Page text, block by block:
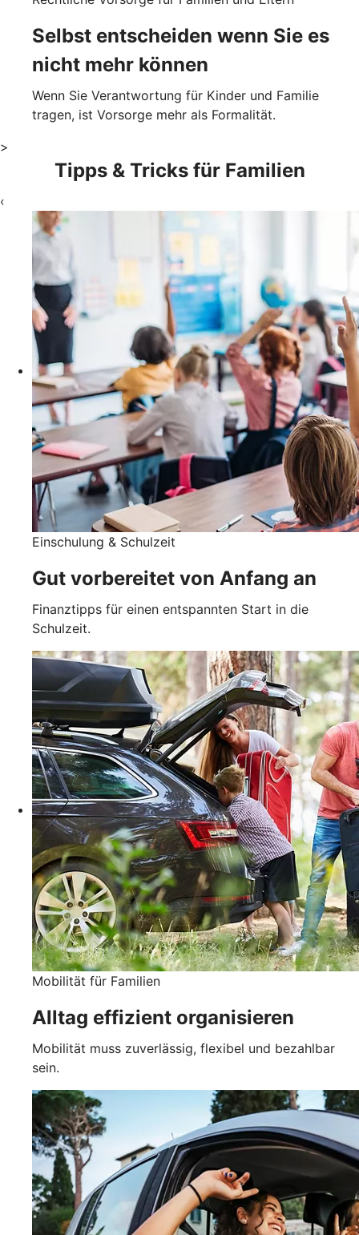
Selbst entscheiden wenn Sie es
nicht mehr können
Wenn Sie Verantwortung für Kinder und Familie
tragen, ist Vorsorge mehr als Formalität.
>
Tipps & Tricks für Familien
‹
Einschulung & Schulzeit
Gut vorbereitet von Anfang an
Finanztipps für einen entspannten Start in die
Schulzeit.
Mobilität für Familien
Alltag effizient organisieren
Mobilität muss zuverlässig, flexibel und bezahlbar
sein.